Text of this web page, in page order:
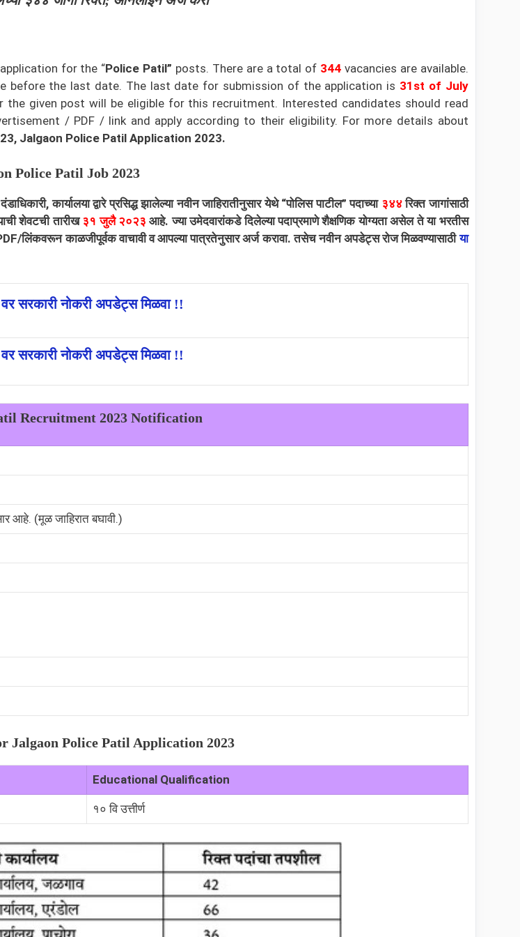
for the “Police Patil” posts. There are a total of 344 vacancies are available.
before the last date. The last date for submission of the application is 31st of July
given post will be eligible for this recruitment. Interested candidates should read
/ PDF / link and apply according to their eligibility. For more details about
Jalgaon Police Patil Application 2023.
Police Patil Job 2023
कार्यालया द्वारे प्रसिद्ध झालेल्या नवीन जाहिरातीनुसार येथे “पोलिस पाटील” पदाच्या ३४४रिक्त जागांसाठी
शेवटची तारीख३१ जुलै २०२३ आहे. ज्या उमेदवारांकडे दिलेल्या पदाप्रमाणे शैक्षणिक योग्यता असेल ते या भरतीस
लिंकवरून काळजीपूर्वक वाचावी व आपल्या पात्रतेनुसार अर्ज करावा.तसेच नवीन अपडेट्स रोज मिळवण्यासाठीया
वर सरकारी नोकरी अपडेट्स मिळवा !!
सरकारी नोकरी अपडेट्स मिळवा !!
Recruitment 2023 Notification
आहे. (मूळ जाहिरात बघावी.)
Police Patil Application 2023
Educational Qualification
१० वि उत्तीर्ण